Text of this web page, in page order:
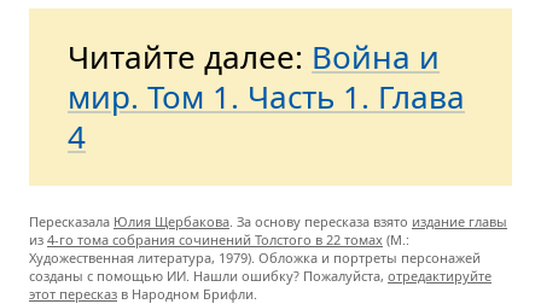
Читайте далее: Война и
мир. Том 1. Часть 1. Глава
4
Пересказала Юлия Щербакова . За основу пересказа взято издание главы
из 4-го тома собрания сочинений Толстого в 22 томах (М.:
Художественная литература, 1979). Обложка и портреты персонажей
созданы с помощью ИИ. Нашли ошибку? Пожалуйста, отредактируйте
этот пересказ в Народном Брифли.